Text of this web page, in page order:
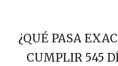
¿QUÉ PASA
CUMPLIR 545